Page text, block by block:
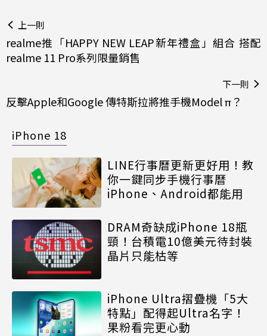
上一則
realme推「HAPPY NEW LEAP新年禮盒」組合 搭配
realme 11 Pro系列限量銷售
下一則
反擊Apple和Google 傳特斯拉將推手機Model π？
iPhone 18
LINE行事曆更新更好用！教
你一鍵同步手機行事曆
iPhone、Android都能用
DRAM奇缺成iPhone 18瓶
頸！台積電10億美元待封裝
晶片只能枯等
iPhone Ultra摺疊機「5大
特點」配得起Ultra名字！
果粉看完更心動